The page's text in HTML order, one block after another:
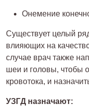
Онемение
Существует целый
влияющих на
случае врач также
шеи и головы, чтобы
кровотока, и
УЗГД назначают: